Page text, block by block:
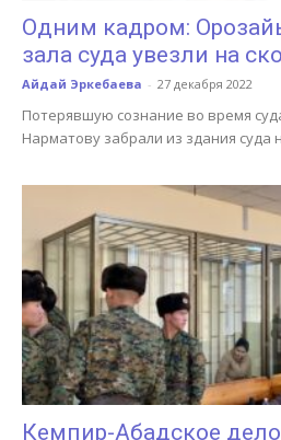
Одним кадром:
зала суда увезли на
Айдай Эркебаева - 27 декабря 2022
Потерявшую сознание во время
Нарматову забрали из здания суда
Кемпир-Абадское